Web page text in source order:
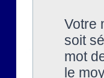
Votre
soit
mot
le